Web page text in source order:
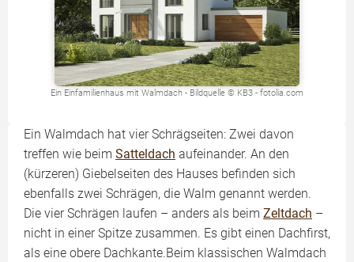
Ein Einfamilienhaus mit Walmdach - Bildquelle © KB3 - fotolia.com
Ein Walmdach hat vier Schrägseiten: Zwei davon
treffen wie beim Satteldach aufeinander. An den
(kürzeren) Giebelseiten des Hauses befinden sich
ebenfalls zwei Schrägen, die Walm genannt werden.
Die vier Schrägen laufen – anders als beim Zeltdach –
nicht in einer Spitze zusammen. Es gibt einen Dachfirst,
als eine obere Dachkante.Beim klassischen Walmdach